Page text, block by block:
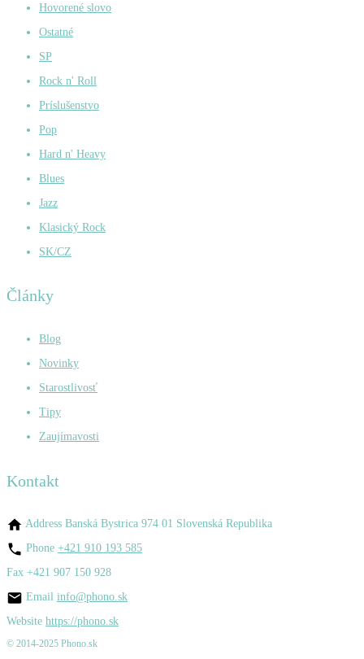
Hovorené slovo
Ostatné
SP
Rock n' Roll
Príslušenstvo
Pop
Hard n' Heavy
Blues
Jazz
Klasický Rock
SK/CZ
Články
Blog
Novinky
Starostlivosť
Tipy
Zaujímavosti
Kontakt
Address Banská Bystrica 974 01 Slovenská Republika
Phone +421 910 193 585
Fax +421 907 150 928
Email info@phono.sk
Website https://phono.sk
© 2014-2025 Phono.sk